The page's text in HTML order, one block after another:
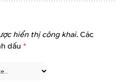
hiển thị công khai. Các
dấu *